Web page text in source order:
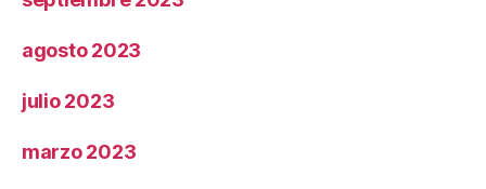
agosto 2023
julio 2023
marzo 2023